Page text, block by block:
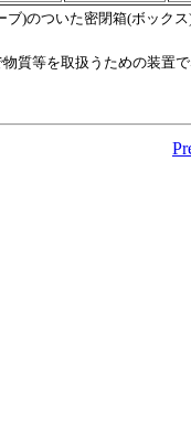
ブ)のついた密閉箱(ボック
質等を取扱うための装置